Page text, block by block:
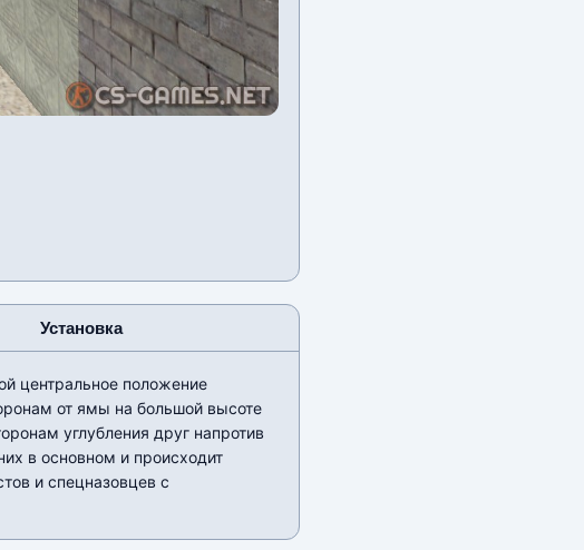
Установка
центральное положение
от ямы на большой высоте
углубления друг напротив
в основном и происходит
и спецназовцев с